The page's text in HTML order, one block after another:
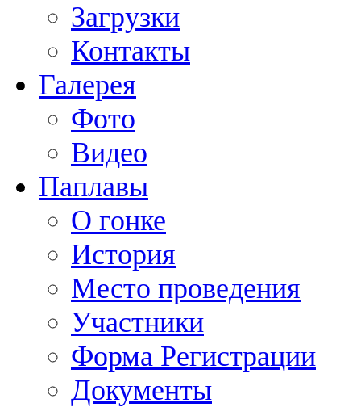
Загрузки
Контакты
Галерея
Фото
Видео
Паплавы
О гонке
История
Место проведения
Участники
Форма Регистрации
Документы